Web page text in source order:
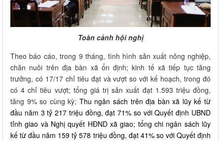
Toàn cảnh hội nghị
Theo báo cáo, trong 9 tháng, tình hình sản xuất nông nghiệp,
chăn nuôi trên địa bàn xã ổn định; kinh tế xã tiếp tục tăng
trưởng, có 17/17 chỉ tiêu đạt và vượt so với kế hoạch, trong đó
có 4 chỉ tiêu vượt; tổng giá trị sản xuất đạt 1.593 triệu đồng,
tăng 9% so cùng kỳ; Thu ngân sách trên địa bàn xã lũy kế từ
đầu năm 3 tỷ 217 triệu đồng, đạt 71% so với Quyết định UBND
tỉnh giao và Nghị quyết HĐND xã giao; tổng chi ngân sách lũy
kế từ đầu năm 159 tỷ 578 triệu đồng, đạt 41% so với Quyết định